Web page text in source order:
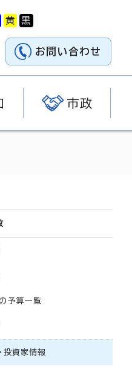
お問い合わせ
市政
予算一覧
投資家情報